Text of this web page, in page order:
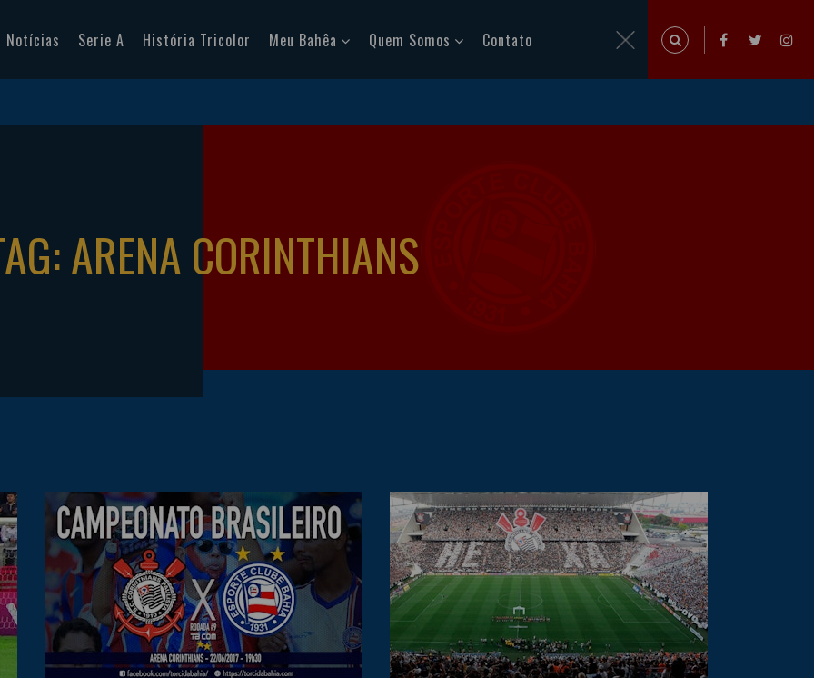
Notícias Serie A História Tricolor Meu Bahêa Quem Somos Contato
ARENA CORINTHIANS